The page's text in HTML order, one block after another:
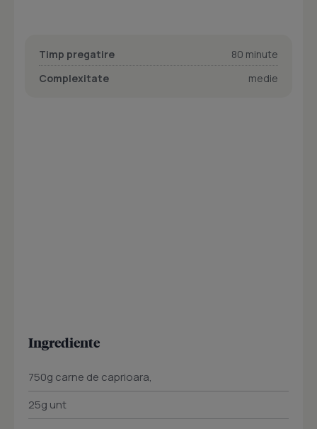
Timp pregatire
80 minute
Complexitate
medie
Ingrediente
750g carne de caprioara,
25g unt